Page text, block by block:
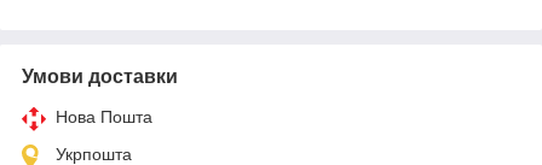
Умови доставки
Нова Пошта
Укрпошта